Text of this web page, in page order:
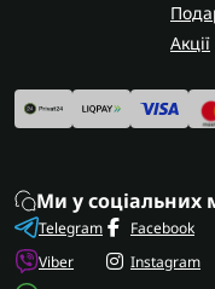
Акції
Ми у соціальних
Telegram
Viber
Facebook
Instagram